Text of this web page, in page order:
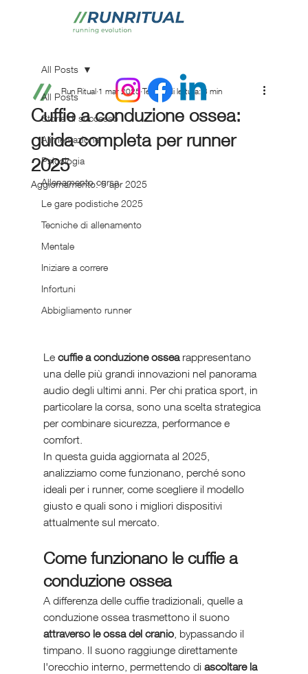
All Posts
Storie di successo
Alimentazione
Psicologia
Allenamento corsa
Le gare podistiche 2025
Tecniche di allenamento
Mentale
Iniziare a correre
Infortuni
Abbigliamento runner
All Posts
Cuffie a conduzione ossea:
guida completa per runner
2025
Run Ritual 1 mar 2025 Tempo di lettura: 3 min
Aggiornamento:5 apr 2025
Le cuffie a conduzione ossea rappresentano
una delle più grandi innovazioni nel panorama
audio degli ultimi anni. Per chi pratica sport, in
particolare la corsa, sono una scelta strategica
per combinare sicurezza, performance e
comfort.
In questa guida aggiornata al 2025,
analizziamo come funzionano, perché sono
ideali per i runner, come scegliere il modello
giusto e quali sono i migliori dispositivi
attualmente sul mercato.
Come funzionano le cuffie a
conduzione ossea
A differenza delle cuffie tradizionali, quelle a
conduzione ossea trasmettono il suono
attraverso le ossa del cranio, bypassando il
timpano. Il suono raggiunge direttamente
l'orecchio interno, permettendo di ascoltare la